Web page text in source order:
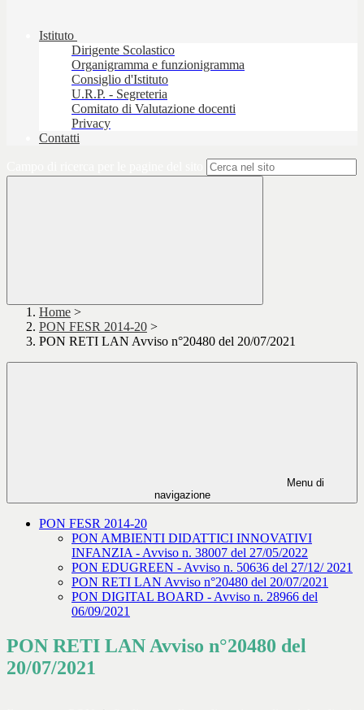
Istituto
Dirigente Scolastico
Organigramma e funzionigramma
Consiglio d'Istituto
U.R.P. - Segreteria
Comitato di Valutazione docenti
Privacy
Contatti
Home >
PON FESR 2014-20 >
PON RETI LAN Avviso n°20480 del 20/07/2021
Menu di
navigazione
PON FESR 2014-20
PON AMBIENTI DIDATTICI INNOVATIVI
INFANZIA - Avviso n. 38007 del 27/05/2022
PON EDUGREEN - Avviso n. 50636 del 27/12/ 2021
PON RETI LAN Avviso n°20480 del 20/07/2021
PON DIGITAL BOARD - Avviso n. 28966 del
06/09/2021
PON RETI LAN Avviso n°20480 del
20/07/2021